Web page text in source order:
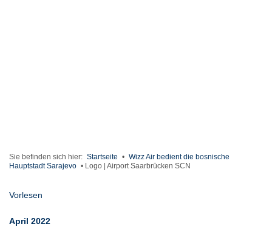
Sie befinden sich hier: Startseite • Wizz Air bedient die bosnische
Hauptstadt Sarajevo • Logo | Airport Saarbrücken SCN
Vorlesen
April 2022